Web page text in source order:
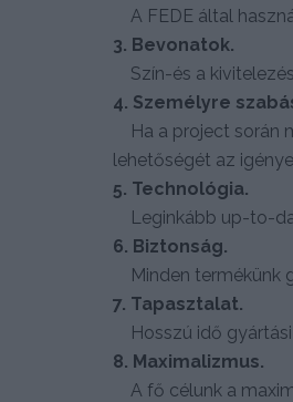
A FEDE által
3. Bevonatok.
Szín-és a
4. Személyre
Ha a project során
lehetőségét az
5. Technológia.
Leginkább up-to-
6. Biztonság.
Minden termékünk
7. Tapasztalat.
Hosszú idő gyártási
8. Maximalizmus.
A fő célunk a